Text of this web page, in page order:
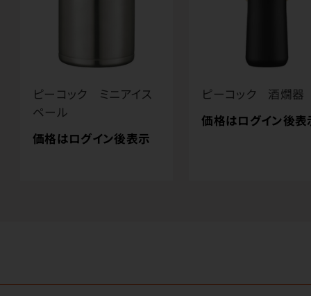
ピーコック ミニアイス
ペール
価格はログイン後表示
ピーコック 酒燗器
価格はログイン後表